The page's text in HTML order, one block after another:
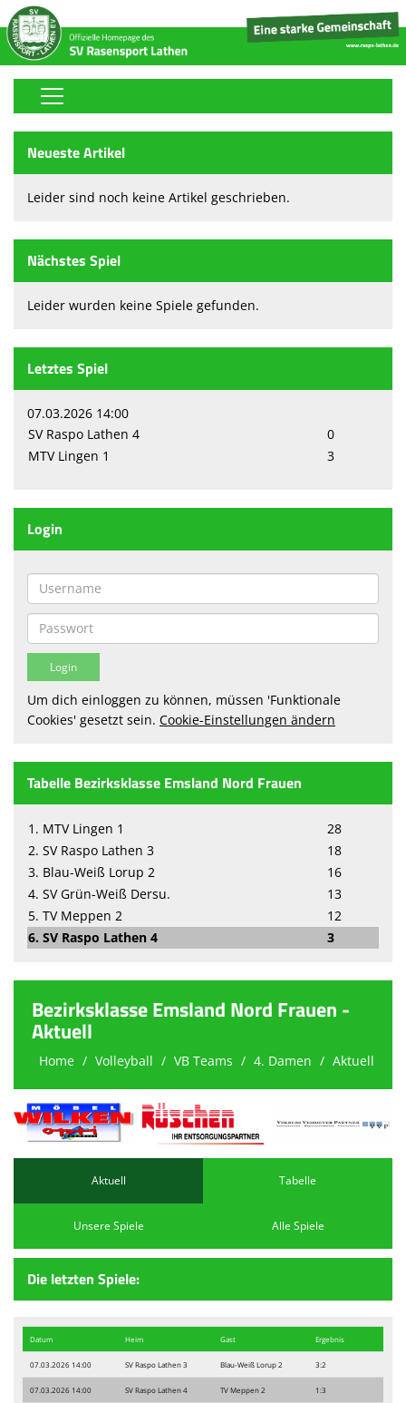
Home
Stickerfreunde-Sammelalbum
Fußball
Tischtennis
Handball
Sparten
Sponsoren
Fanshop
Anmeldung
Neueste Artikel
Leider sind noch keine Artikel geschrieben.
Nächstes Spiel
Leider wurden keine Spiele gefunden.
Letztes Spiel
07.03.2026 14:00
SV Raspo Lathen 4
0
MTV Lingen 1
3
Login
Um dich einloggen zu können, müssen 'Funktionale
Cookies' gesetzt sein. Cookie-Einstellungen ändern
Tabelle Bezirksklasse Emsland Nord Frauen
1. MTV Lingen 1
28
2. SV Raspo Lathen 3
18
3. Blau-Weiß Lorup 2
16
4. SV Grün-Weiß Dersu.
13
5. TV Meppen 2
12
6. SV Raspo Lathen 4
3
Bezirksklasse Emsland Nord Frauen -
Aktuell
Home Volleyball VB Teams 4. Damen Aktuell
Aktuell Tabelle
Unsere Spiele Alle Spiele
Die letzten Spiele:
Datum Heim Gast Ergebnis
07.03.2026 14:00 SV Raspo Lathen 3 Blau-Weiß Lorup 2 3:2
07.03.2026 14:00 SV Raspo Lathen 4 TV Meppen 2 1:3